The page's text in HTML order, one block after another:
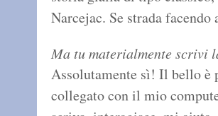
Narcejac. Se strada
Ma tu materialmente scrivi
Assolutamente sì! Il bello è
collegato con il mio